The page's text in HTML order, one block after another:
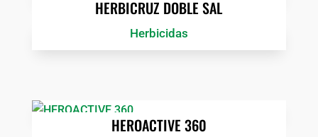
HERBICRUZ DOBLE SAL
Herbicidas
HEROACTIVE 360